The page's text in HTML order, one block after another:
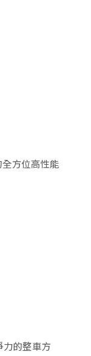
方位高性能
的整車方